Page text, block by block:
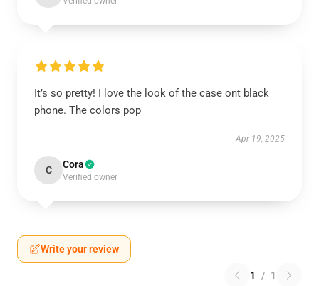
It’s so pretty! I love the look of the case ont black
phone. The colors pop
Apr 19, 2025
C Cora
Verified owner
Write your review
1 / 1